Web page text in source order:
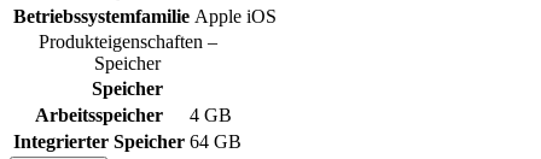
Betriebssystemfamilie Apple iOS
Produkteigenschaften –
Speicher
Speicher
Arbeitsspeicher
4 GB
Integrierter Speicher 64 GB